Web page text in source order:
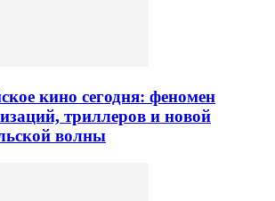
кино сегодня: феномен
триллеров и новой
волны